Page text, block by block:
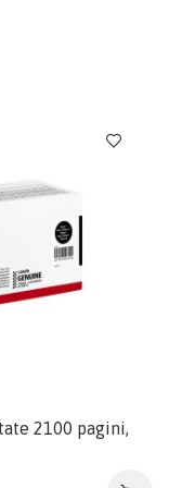
2100 pagini,